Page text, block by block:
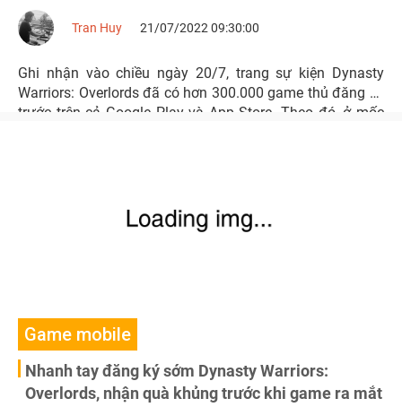
Tran Huy 21/07/2022 09:30:00
Ghi nhận vào chiều ngày 20/7, trang sự kiện Dynasty
Warriors: Overlords đã có hơn 300.000 game thủ đăng ký
trước trên cả Google Play và App Store. Theo đó, ở mốc
Game mobile
Nhanh tay đăng ký sớm Dynasty Warriors:
Overlords, nhận quà khủng trước khi game ra mắt